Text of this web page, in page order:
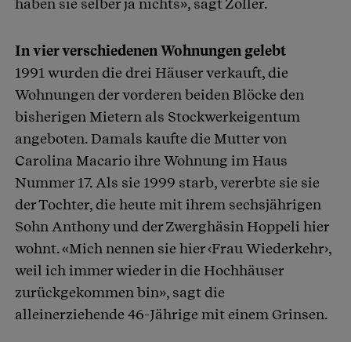
haben sie selber ja nichts», sagt Zoller.
In vier verschiedenen Wohnungen gelebt
1991 wurden die drei Häuser verkauft, die
Wohnungen der vorderen beiden Blöcke den
bisherigen Mietern als Stockwerkeigentum
angeboten. Damals kaufte die Mutter von
Carolina Macario ihre Wohnung im Haus
Nummer 17. Als sie 1999 starb, vererbte sie sie
der Tochter, die heute mit ihrem sechsjährigen
Sohn Anthony und der Zwerghäsin Hoppeli hier
wohnt. «Mich nennen sie hier ‹Frau Wiederkehr›,
weil ich immer wieder in die Hochhäuser
zurückgekommen bin», sagt die
alleinerziehende 46-Jährige mit einem Grinsen.